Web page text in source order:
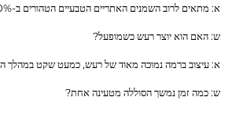
א: מתאים לרוב השמנים האתריים הטבעיים הטהורים ב-100%.
ש: האם הוא יוצר רעש כשמופעל?
א: עיצוב ברמה נמוכה מאוד של רעש, כמעט שקט במהלך
ש: כמה זמן נמשך הסוללה מטעינה אחת?